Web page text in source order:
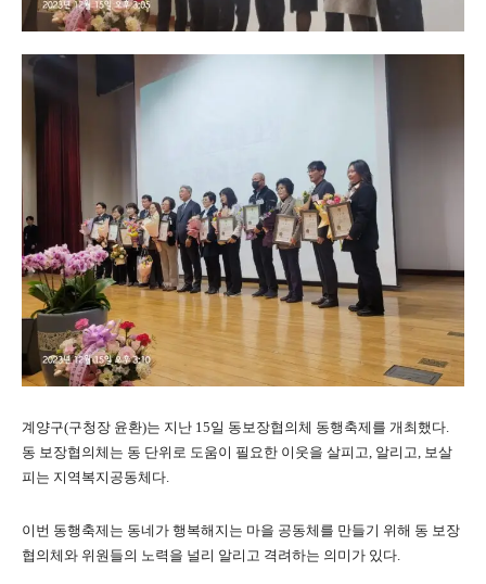
계양구(구청장 윤환)는 지난 15일 동보장협의체 동행축제를 개최했다.
동 보장협의체는 동 단위로 도움이 필요한 이웃을 살피고, 알리고, 보살
피는 지역복지공동체다.
이번 동행축제는 동네가 행복해지는 마을 공동체를 만들기 위해 동 보장
협의체와 위원들의 노력을 널리 알리고 격려하는 의미가 있다.